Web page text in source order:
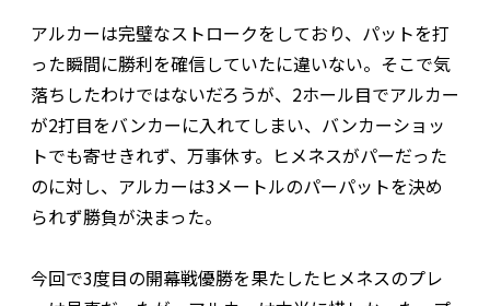
アルカーは完璧なストロークをしており、パットを打
った瞬間に勝利を確信していたに違いない。そこで気
落ちしたわけではないだろうが、2ホール目でアルカー
が2打目をバンカーに入れてしまい、バンカーショッ
トでも寄せきれず、万事休す。ヒメネスがパーだった
のに対し、アルカーは3メートルのパーパットを決め
られず勝負が決まった。
今回で3度目の開幕戦優勝を果たしたヒメネスのプレ